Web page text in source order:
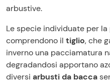
arbustive.
Le specie individuate per
comprendono il tiglio, che
inverno una pacciamatura
degradandosi apportano
diversi arbusti da bacca